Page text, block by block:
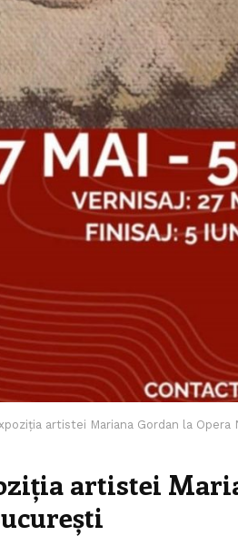
artistei Mariana Gordan la
artistei